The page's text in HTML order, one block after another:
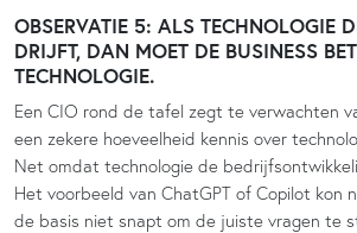
OBSERVATIE 5: ALS TECHNOLOGIE
DRIJFT, DAN MOET DE BUSINESS
TECHNOLOGIE.
Een CIO rond de tafel zegt te verwachten
een zekere hoeveelheid kennis over
Net omdat technologie de
Het voorbeeld van ChatGPT of Copilot kon
de basis niet snapt om de juiste vragen te